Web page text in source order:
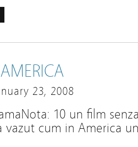
23, 2008
10 un film
vazut cum in America